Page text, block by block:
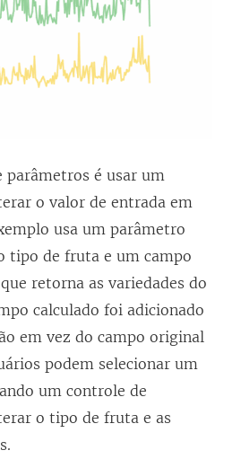
parâmetros é usar um
o valor de entrada em
usa um parâmetro
tipo de fruta e um campo
que retorna as variedades do
calculado foi adicionado
em vez do campo original
podem selecionar um
um controle de
o tipo de fruta e as